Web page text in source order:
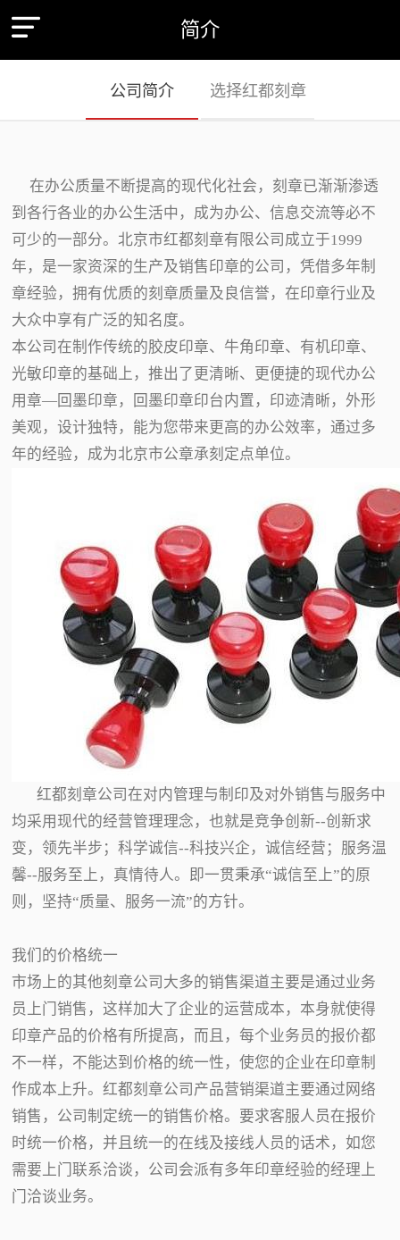
简介
公司简介 选择红都刻章
在办公质量不断提高的现代化社会，刻章已渐渐渗透
到各行各业的办公生活中，成为办公、信息交流等必不
可少的一部分。北京市红都刻章有限公司成立于1999
年，是一家资深的生产及销售印章的公司，凭借多年制
章经验，拥有优质的刻章质量及良信誉，在印章行业及
大众中享有广泛的知名度。
本公司在制作传统的胶皮印章、牛角印章、有机印章、
光敏印章的基础上，推出了更清晰、更便捷的现代办公
用章—回墨印章，回墨印章印台内置，印迹清晰，外形
美观，设计独特，能为您带来更高的办公效率，通过多
年的经验，成为北京市公章承刻定点单位。
红都刻章公司在对内管理与制印及对外销售与服务中
均采用现代的经营管理理念，也就是竞争创新--创新求
变，领先半步；科学诚信--科技兴企，诚信经营；服务温
馨--服务至上，真情待人。即一贯秉承“诚信至上”的原
则，坚持“质量、服务一流”的方针。
我们的价格统一
市场上的其他刻章公司大多的销售渠道主要是通过业务
员上门销售，这样加大了企业的运营成本，本身就使得
印章产品的价格有所提高，而且，每个业务员的报价都
不一样，不能达到价格的统一性，使您的企业在印章制
作成本上升。红都刻章公司产品营销渠道主要通过网络
销售，公司制定统一的销售价格。要求客服人员在报价
时统一价格，并且统一的在线及接线人员的话术，如您
需要上门联系洽谈，公司会派有多年印章经验的经理上
门洽谈业务。